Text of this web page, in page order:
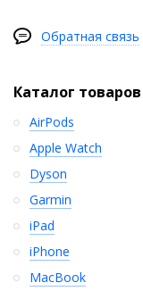
Обратная связь
Каталог товаров
AirPods
Apple Watch
Dyson
Garmin
iPad
iPhone
MacBook